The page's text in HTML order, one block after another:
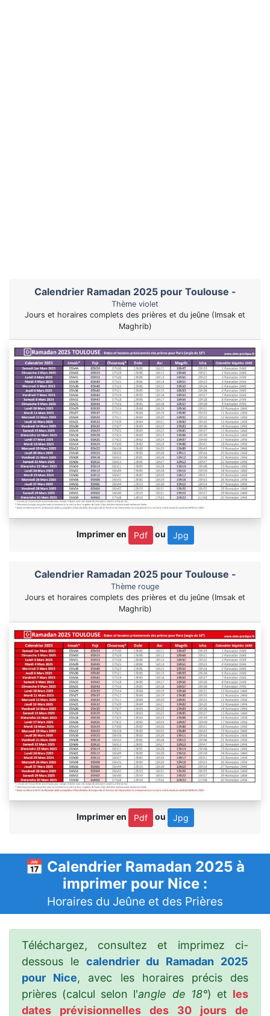
Calendrier Ramadan 2025 pour Toulouse -
Thème violet
Jours et horaires complets des prières et du jeûne (Imsak et
Maghrib)
Imprimer en Pdf ou Jpg
Calendrier Ramadan 2025 pour Toulouse -
Thème rouge
Jours et horaires complets des prières et du jeûne (Imsak et
Maghrib)
Imprimer en Pdf ou Jpg
📅 Calendrier Ramadan 2025 à
imprimer pour Nice :
Horaires du Jeûne et des Prières
Téléchargez, consultez et imprimez ci-
dessous le calendrier du Ramadan 2025
pour Nice, avec les horaires précis des
prières (calcul selon l'angle de 18°) et les
dates prévisionnelles des 30 jours de